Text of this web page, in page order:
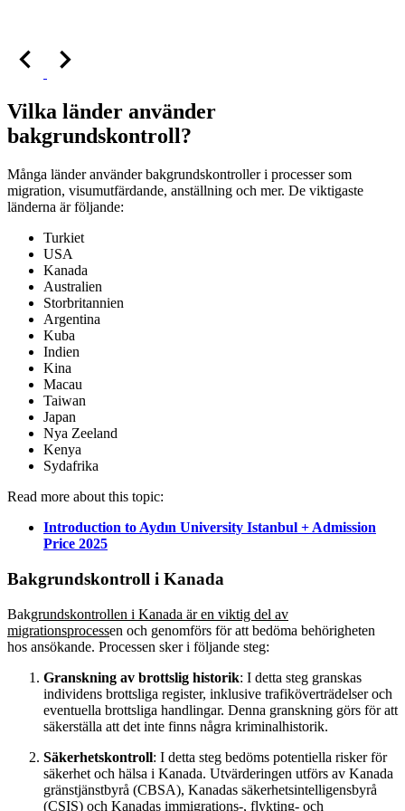
Vilka länder använder
bakgrundskontroll?
Många länder använder bakgrundskontroller i processer som
migration, visumutfärdande, anställning och mer. De viktigaste
länderna är följande:
Turkiet
USA
Kanada
Australien
Storbritannien
Argentina
Kuba
Indien
Kina
Macau
Taiwan
Japan
Nya Zeeland
Kenya
Sydafrika
Read more about this topic:
Introduction to Aydın University Istanbul + Admission
Price 2025
Bakgrundskontroll i Kanada
Bakgrundskontrollen i Kanada är en viktig del av
migrationsprocessen och genomförs för att bedöma behörigheten
hos ansökande. Processen sker i följande steg:
Granskning av brottslig historik: I detta steg granskas
individens brottsliga register, inklusive trafiköverträdelser och
eventuella brottsliga handlingar. Denna granskning görs för att
säkerställa att det inte finns några kriminalhistorik.
Säkerhetskontroll: I detta steg bedöms potentiella risker för
säkerhet och hälsa i Kanada. Utvärderingen utförs av Kanada
gränstjänstbyrå (CBSA), Kanadas säkerhetsintelligensbyrå
(CSIS) och Kanadas immigrations-, flykting- och